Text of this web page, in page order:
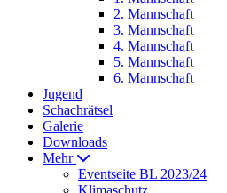
2. Mannschaft
3. Mannschaft
4. Mannschaft
5. Mannschaft
6. Mannschaft
Jugend
Schachrätsel
Galerie
Downloads
Mehr
Eventseite BL 2023/24
Klimaschutz